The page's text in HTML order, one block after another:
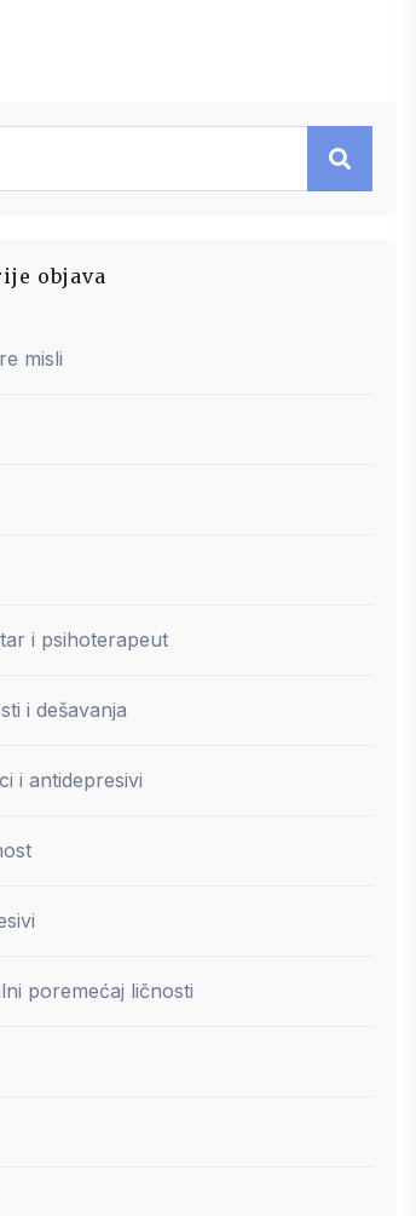
objava
misli
i psihoterapeut
i dešavanja
i antidepresivi
poremećaj ličnosti